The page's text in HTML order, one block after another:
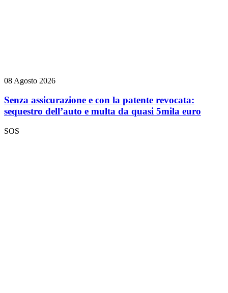
08 Agosto 2026
Senza assicurazione e con la patente revocata:
sequestro dell’auto e multa da quasi 5mila euro
SOS